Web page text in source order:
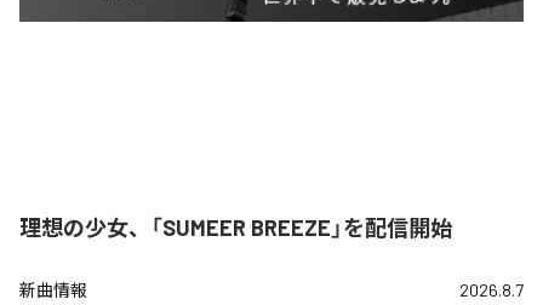
理想の少女、「SUMEER BREEZE」を配信開始
新曲情報 2026.8.7